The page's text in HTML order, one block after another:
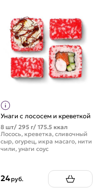
Унаги с лососем и креветкой
8 шт/ 295 г/ 175.5 ккал
Лосось, креветка, сливочный
сыр, огурец, икра масаго, нити
чили, унаги соус
24руб.